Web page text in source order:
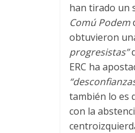
han tirado un
Comú Podem
obtuvieron
progresistas”
ERC ha
también lo es
con la